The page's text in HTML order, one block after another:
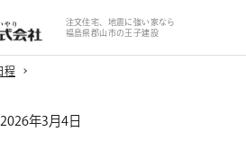
注文住宅、地震に強い家なら
福島県郡山市の王子建設
程
2026年3月4日